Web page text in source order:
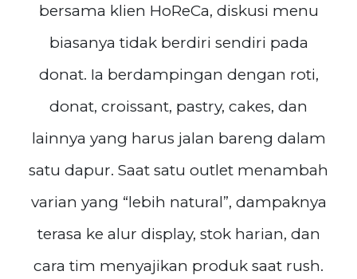
bersama klien HoReCa, diskusi menu
biasanya tidak berdiri sendiri pada
donat. Ia berdampingan dengan roti,
donat, croissant, pastry, cakes, dan
lainnya yang harus jalan bareng dalam
satu dapur. Saat satu outlet menambah
varian yang “lebih natural”, dampaknya
terasa ke alur display, stok harian, dan
cara tim menyajikan produk saat rush.